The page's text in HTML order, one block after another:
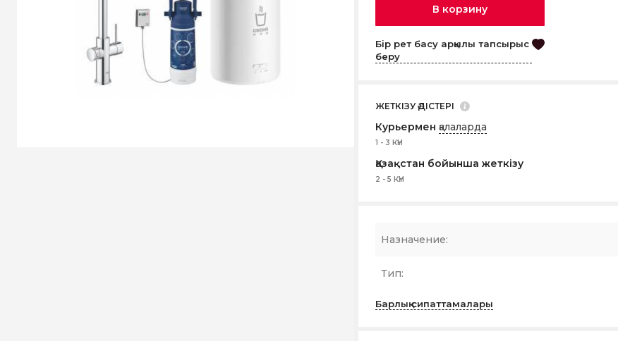
В корзину
Бір рет басу арқылы тапсырыс
беру
ЖЕТКІЗУ ӘДІСТЕРІ
Курьермен қалаларда
1 - 3 КҮН
Қазақстан бойынша жеткізу
2 - 5 КҮН
Назначение:
Тип:
Барлық сипаттамалары